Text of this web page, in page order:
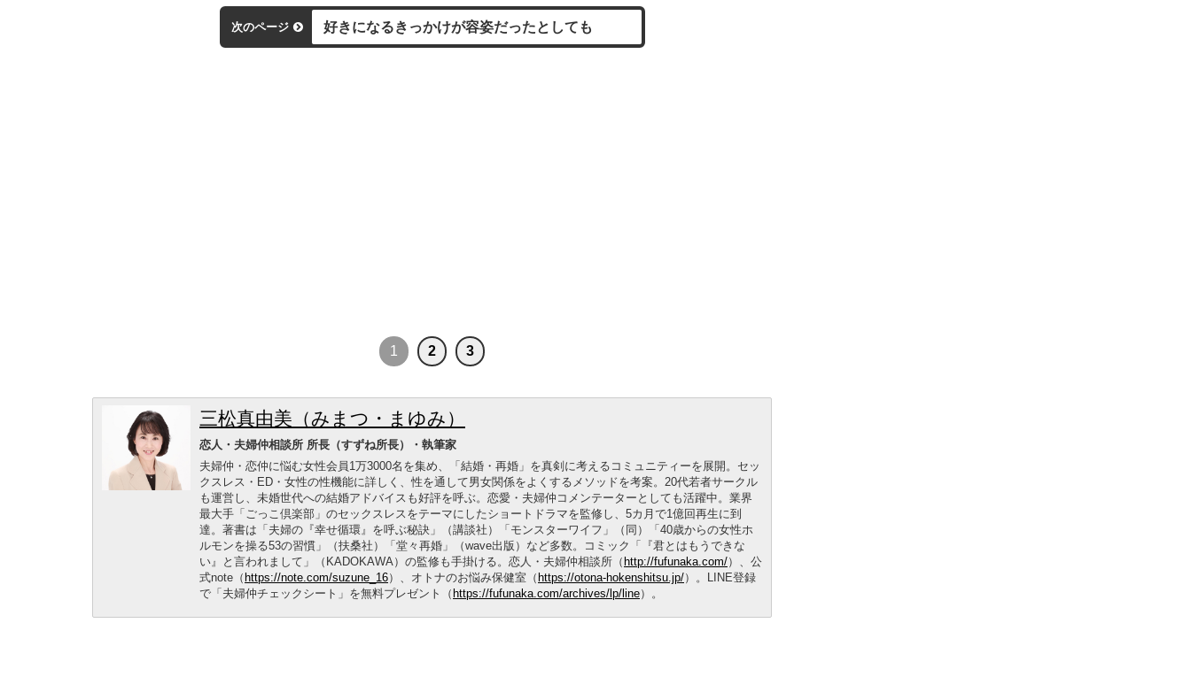
次のページ 好きになるきっかけが容姿だったとしても
1 2 3
三松真由美（みまつ・まゆみ）
恋人・夫婦仲相談所 所長（すずね所長）・執筆家
夫婦仲・恋仲に悩む女性会員1万3000名を集め、「結婚・再婚」を真剣に考えるコミュニティーを展開。セッ
クスレス・ED・女性の性機能に詳しく、性を通して男女関係をよくするメソッドを考案。20代若者サークル
も運営し、未婚世代への結婚アドバイスも好評を呼ぶ。恋愛・夫婦仲コメンテーターとしても活躍中。業界
最大手「ごっこ倶楽部」のセックスレスをテーマにしたショートドラマを監修し、5カ月で1億回再生に到
達。著書は「夫婦の『幸せ循環』を呼ぶ秘訣」（講談社）「モンスターワイフ」（同）「40歳からの女性ホ
ルモンを操る53の習慣」（扶桑社）「堂々再婚」（wave出版）など多数。コミック「『君とはもうできな
い』と言われまして」（KADOKAWA）の監修も手掛ける。恋人・夫婦仲相談所（ http://fufunaka.com/）、公
式note（ https://note.com/suzune_16）、オトナのお悩み保健室（ https://otona-hokenshitsu.jp/）。LINE登録
で「夫婦仲チェックシート」を無料プレゼント（ https://fufunaka.com/archives/lp/line）。